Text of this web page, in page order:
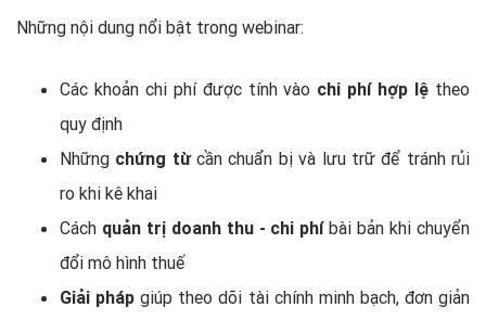
Những nội dung nổi bật trong webinar:
Các khoản chi phí được tính vào chi phí hợp lệ theo
quy định
Những chứng từcần chuẩn bị và lưu trữ để tránh rủi
ro khi kê khai
Cách quản trị doanh thu - chi phíbài bản khi chuyển
đổi mô hình thuế
Giải pháp giúp theo dõi tài chính minh bạch, đơn giản